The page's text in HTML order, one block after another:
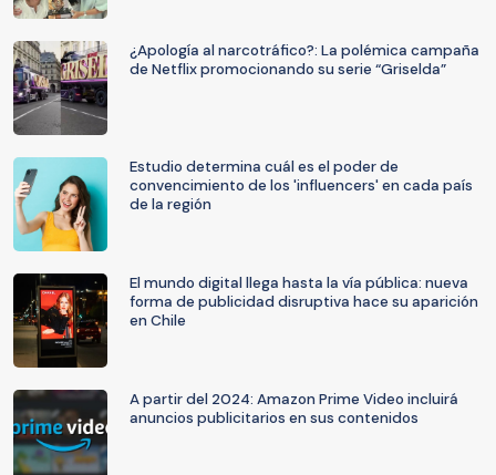
¿Apología al narcotráfico?: La polémica campaña
de Netflix promocionando su serie “Griselda”
Estudio determina cuál es el poder de
convencimiento de los 'influencers' en cada país
de la región
El mundo digital llega hasta la vía pública: nueva
forma de publicidad disruptiva hace su aparición
en Chile
A partir del 2024: Amazon Prime Video incluirá
anuncios publicitarios en sus contenidos